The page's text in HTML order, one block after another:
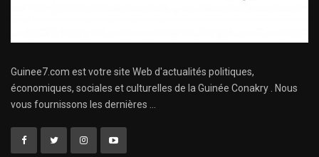
Guinee7.com est votre site Web d'actualités politiques,
économiques, sociales et culturelles de la Guinée Conakry . Nous
vous fournissons les dernières ...